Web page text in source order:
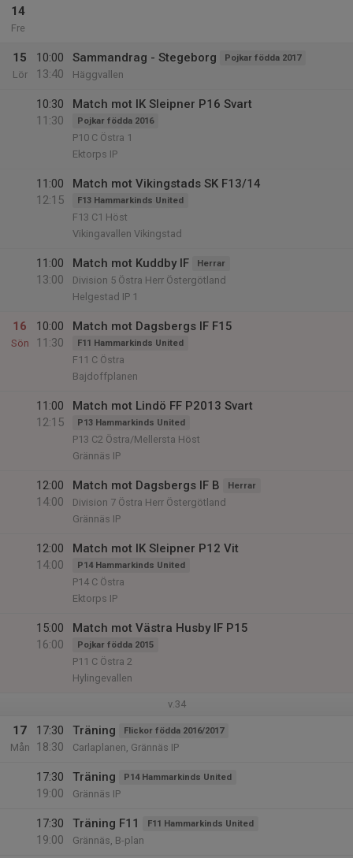
14
Fre
15
Lör
10:00
13:40
Sammandrag - Stegeborg Pojkar födda 2017
Häggvallen
10:30
11:30
Match mot IK Sleipner P16 Svart
Pojkar födda 2016
P10 C Östra 1
Ektorps IP
11:00
12:15
Match mot Vikingstads SK F13/14
F13 Hammarkinds United
F13 C1 Höst
Vikingavallen Vikingstad
11:00
13:00
Match mot Kuddby IF Herrar
Division 5 Östra Herr Östergötland
Helgestad IP 1
16
Sön
10:00
11:30
Match mot Dagsbergs IF F15
F11 Hammarkinds United
F11 C Östra
Bajdoffplanen
11:00
12:15
Match mot Lindö FF P2013 Svart
P13 Hammarkinds United
P13 C2 Östra/Mellersta Höst
Grännäs IP
12:00
14:00
Match mot Dagsbergs IF B Herrar
Division 7 Östra Herr Östergötland
Grännäs IP
12:00
14:00
Match mot IK Sleipner P12 Vit
P14 Hammarkinds United
P14 C Östra
Ektorps IP
15:00
16:00
Match mot Västra Husby IF P15
Pojkar födda 2015
P11 C Östra 2
Hylingevallen
v.34
17
Mån
17:30
18:30
Träning Flickor födda 2016/2017
Carlaplanen, Grännäs IP
17:30
19:00
Träning P14 Hammarkinds United
Grännäs IP
17:30
19:00
Träning F11 F11 Hammarkinds United
Grännäs, B-plan